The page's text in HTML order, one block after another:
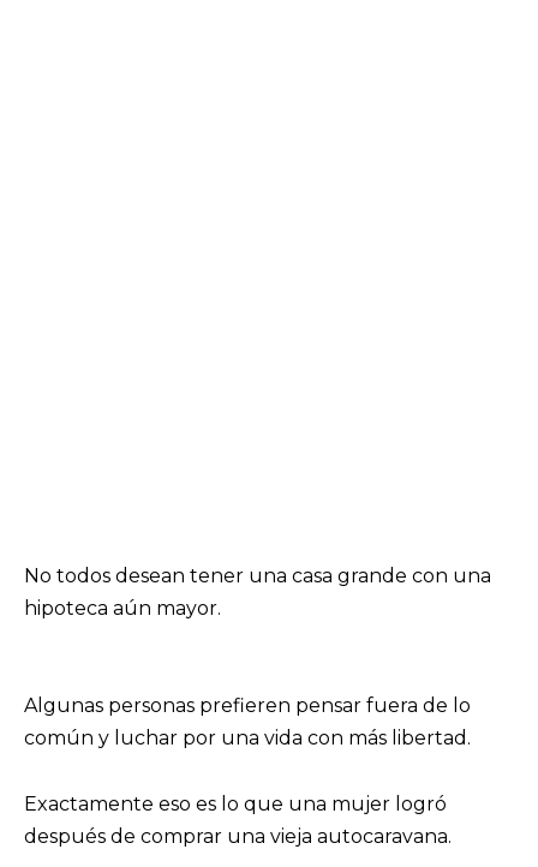
No todos desean tener una casa grande con una
hipoteca aún mayor.
Algunas personas prefieren pensar fuera de lo
común y luchar por una vida con más libertad.
Exactamente eso es lo que una mujer logró
después de comprar una vieja autocaravana.